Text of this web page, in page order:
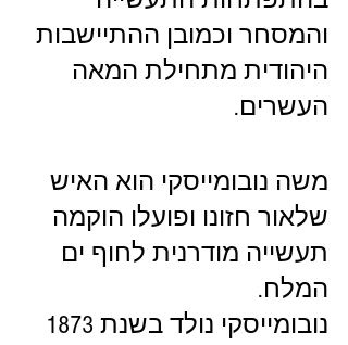
והמסחר וכמובן ההתיישבות
היהודית מתחילת המאה
העשרים.
משה נובומייסקי הוא האיש
שלאור חזונו ופועלו הוקמה
תעשייה מודרנית לחוף ים
המלח.